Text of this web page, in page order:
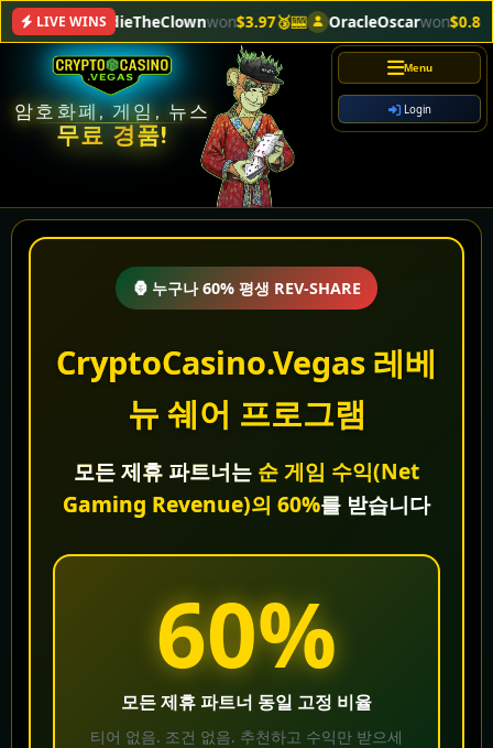
LIVE WINSEddieTheClownwon$3.97🥉🎰 OracleOscarwon$0.80🍌
암호화폐, 게임, 뉴스
무료 경품!
Menu
Login
🦍 누구나 60% 평생 REV-SHARE
CryptoCasino.Vegas 레베
뉴 쉐어 프로그램
모든 제휴 파트너는 순 게임 수익(Net
Gaming Revenue)의 60%를 받습니다
60%
모든 제휴 파트너 동일 고정 비율
티어 없음. 조건 없음. 추천하고 수익만 받으세